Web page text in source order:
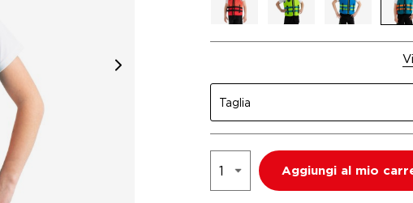
Taglia
Aggiungi al mio